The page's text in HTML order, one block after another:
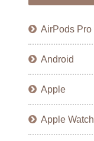
AirPods Pro
Android
Apple
Apple Watch